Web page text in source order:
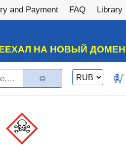
and Payment FAQ Library
НА НОВЫЙ ДОМЕН
Switch
currency
0